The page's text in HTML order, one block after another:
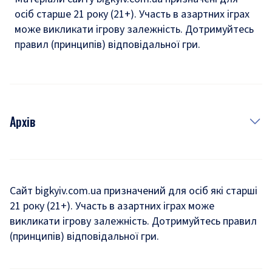
осіб старше 21 року (21+). Участь в азартних іграх
може викликати ігрову залежність. Дотримуйтесь
правил (принципів) відповідальної гри.
Архів
Комуналка
Хроніки війни
Сайт bigkyiv.com.ua призначений для осіб які старші
21 року (21+). Участь в азартних іграх може
викликати ігрову залежність. Дотримуйтесь правил
(принципів) відповідальної гри.